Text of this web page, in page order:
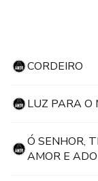
CORDEIRO
LUZ PARA O
Ó SENHOR,
AMOR E